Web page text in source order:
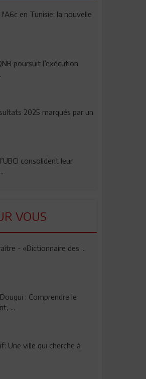
en Tunisie: la nouvelle
poursuit l’exécution
2025 marqués par un
consolident leur
VOUS
- «Dictionnaire des ...
: Comprendre le
...
Une ville qui cherche à